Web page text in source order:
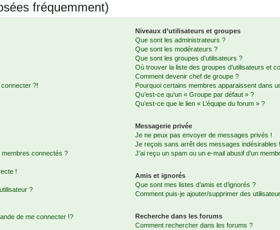
fréquemment)
?!
membres connectés ?
!
?
de me connecter !?
Niveaux d’utilisateurs et groupes
Que sont les administrateurs ?
Que sont les modérateurs ?
Que sont les groupes d’utilisateurs ?
Où trouver la liste des groupes d’utilisateurs et
Comment devenir chef de groupe ?
Pourquoi certains membres apparaissent dans
Qu’est-ce qu’un « Groupe par défaut » ?
Qu’est-ce que le lien « L’équipe du forum » ?
Messagerie privée
Je ne peux pas envoyer de messages privés !
Je reçois sans arrêt des messages indésirables !
J’ai reçu un spam ou un e-mail abusif d’un
Amis et ignorés
Que sont mes listes d’amis et d’ignorés ?
Comment puis-je ajouter/supprimer des
Recherche dans les forums
Comment rechercher dans les forums ?